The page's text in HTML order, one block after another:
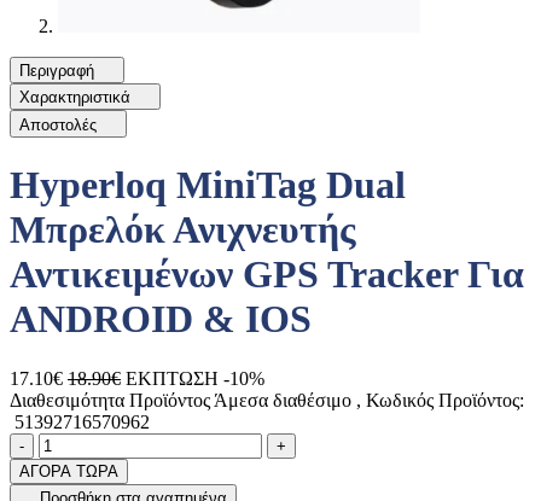
Περιγραφή
Χαρακτηριστικά
Αποστολές
Hyperloq MiniTag Dual
Μπρελόκ Ανιχνευτής
Αντικειμένων GPS Tracker Για
ANDROID & IOS
17.10€ 18.90€ ΕΚΠΤΩΣΗ -10%
Διαθεσιμότητα Προϊόντος Άμεσα διαθέσιμο , Κωδικός Προϊόντος:
51392716570962
Ποσότητα
-product.increase.quantity +
ΑΓΟΡΑ ΤΩΡΑ